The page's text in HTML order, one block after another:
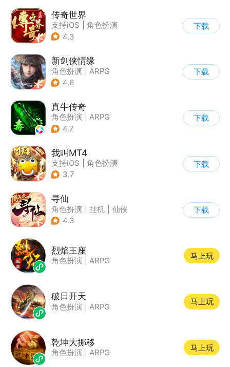
传奇世界
支持iOS
角色扮演
| ARPG
4.3
下载
新剑侠情缘
角色扮演
ARPG
| 武侠
4.6
下载
真牛传奇
角色扮演
ARPG
| 传奇
4.7
下载
我叫MT4
支持iOS
角色扮演
| ARPG
3.7
下载
寻仙
角色扮演 挂机
仙侠
| 寻仙
4.3
下载
烈焰王座
角色扮演 ARPG
马上玩
破日开天
角色扮演 ARPG
马上玩
乾坤大挪移
角色扮演 ARPG
马上玩